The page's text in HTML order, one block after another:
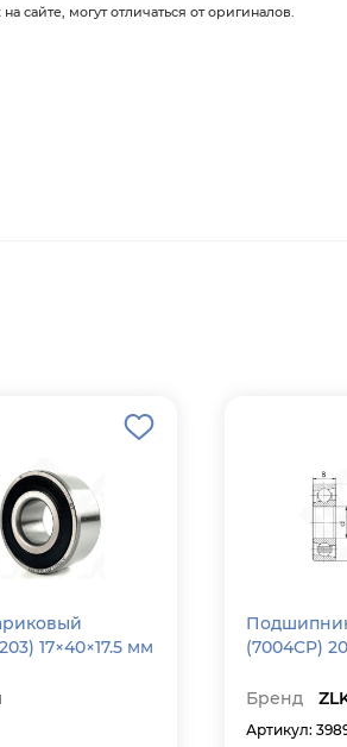
сайте, могут отличаться от оригиналов.
17×40×17.5 мм
(7004CP)
Бренд
Артикул: